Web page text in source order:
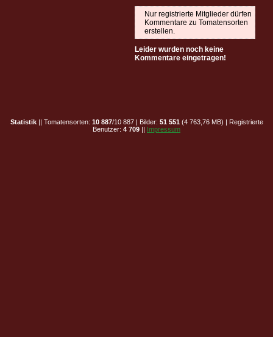
Nur registrierte Mitglieder dürfen
Kommentare zu Tomatensorten
erstellen.
Leider wurden noch keine
Kommentare eingetragen!
Statistik|| Tomatensorten: 10 887/10 887 | Bilder: 51 551 (4 763,76 MB) | Registrierte
Benutzer: 4 709 || Impressum